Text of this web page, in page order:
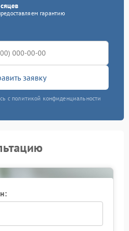
гарантию
заявку
с политикой конфиденциальности